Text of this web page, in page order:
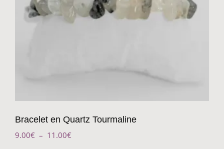
Bracelet en Quartz Tourmaline
9.00€ – 11.00€